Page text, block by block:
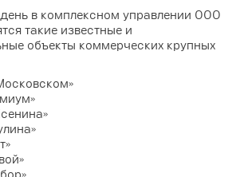
в комплексном управлении ООО
такие известные и
объекты коммерческих крупных